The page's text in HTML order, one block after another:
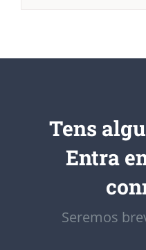
Tens
Entra
Seremos